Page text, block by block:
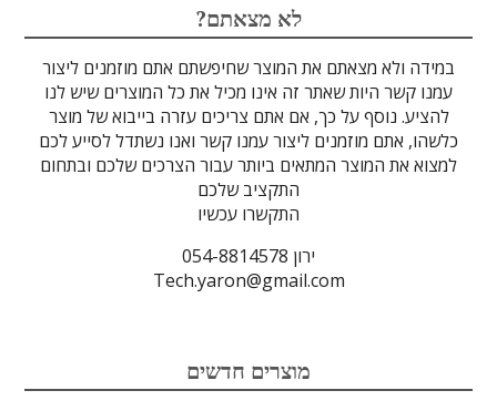
אופטומכניקה ובקרת תנועה
סיבים אופטיים
מקורות אור
מוליכי אור
לדים
הדמיה ומצלמות
גלאים וחיישנים
מסננים אופטיים
לייזרים ומוצרי בטיחות לייזר
גבישים
ספקטרוסקופיה
אלקטרוניקה
מיגון קרינה
עדשות
מתקנים לרפואה
טרה-הרץ
מוצרי קוורץ
זכוכיות וציפויים
מוצרים אחרים
?לא מצאתם
במידה ולא מצאתם את המוצר שחיפשתם אתם מוזמנים ליצור
עמנו קשר היות שאתר זה אינו מכיל את כל המוצרים שיש לנו
להציע. נוסף על כך, אם אתם צריכים עזרה בייבוא של מוצר
כלשהו, אתם מוזמנים ליצור עמנו קשר ואנו נשתדל לסייע לכם
למצוא את המוצר המתאים ביותר עבור הצרכים שלכם ובתחום
התקציב שלכם
התקשרו עכשיו
ירון 054-8814578
Tech.yaron@gmail.com
מוצרים חדשים